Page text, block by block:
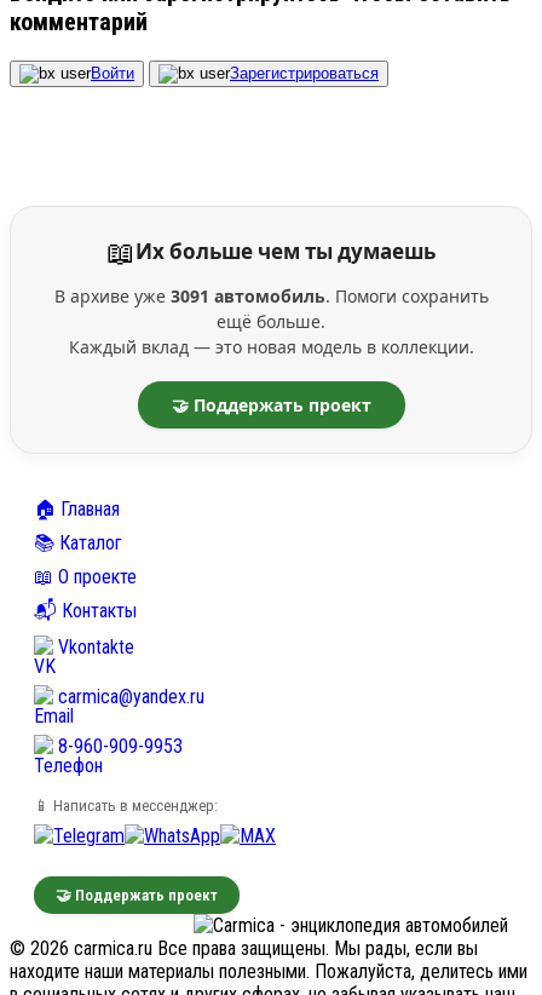
комментарий
Войти Зарегистрироваться
📖Их больше чем ты думаешь
В архиве уже 3091 автомобиль. Помоги сохранить
ещё больше.
Каждый вклад — это новая модель в коллекции.
🤝 Поддержать проект
🏠 Главная
📚 Каталог
📖 О проекте
📬 Контакты
Vkontakte
carmica@yandex.ru
8-960-909-9953
📱 Написать в мессенджер:
🤝 Поддержать проект
© 2026 carmica.ru Все права защищены. Мы рады, если вы
находите наши материалы полезными. Пожалуйста, делитесь ими